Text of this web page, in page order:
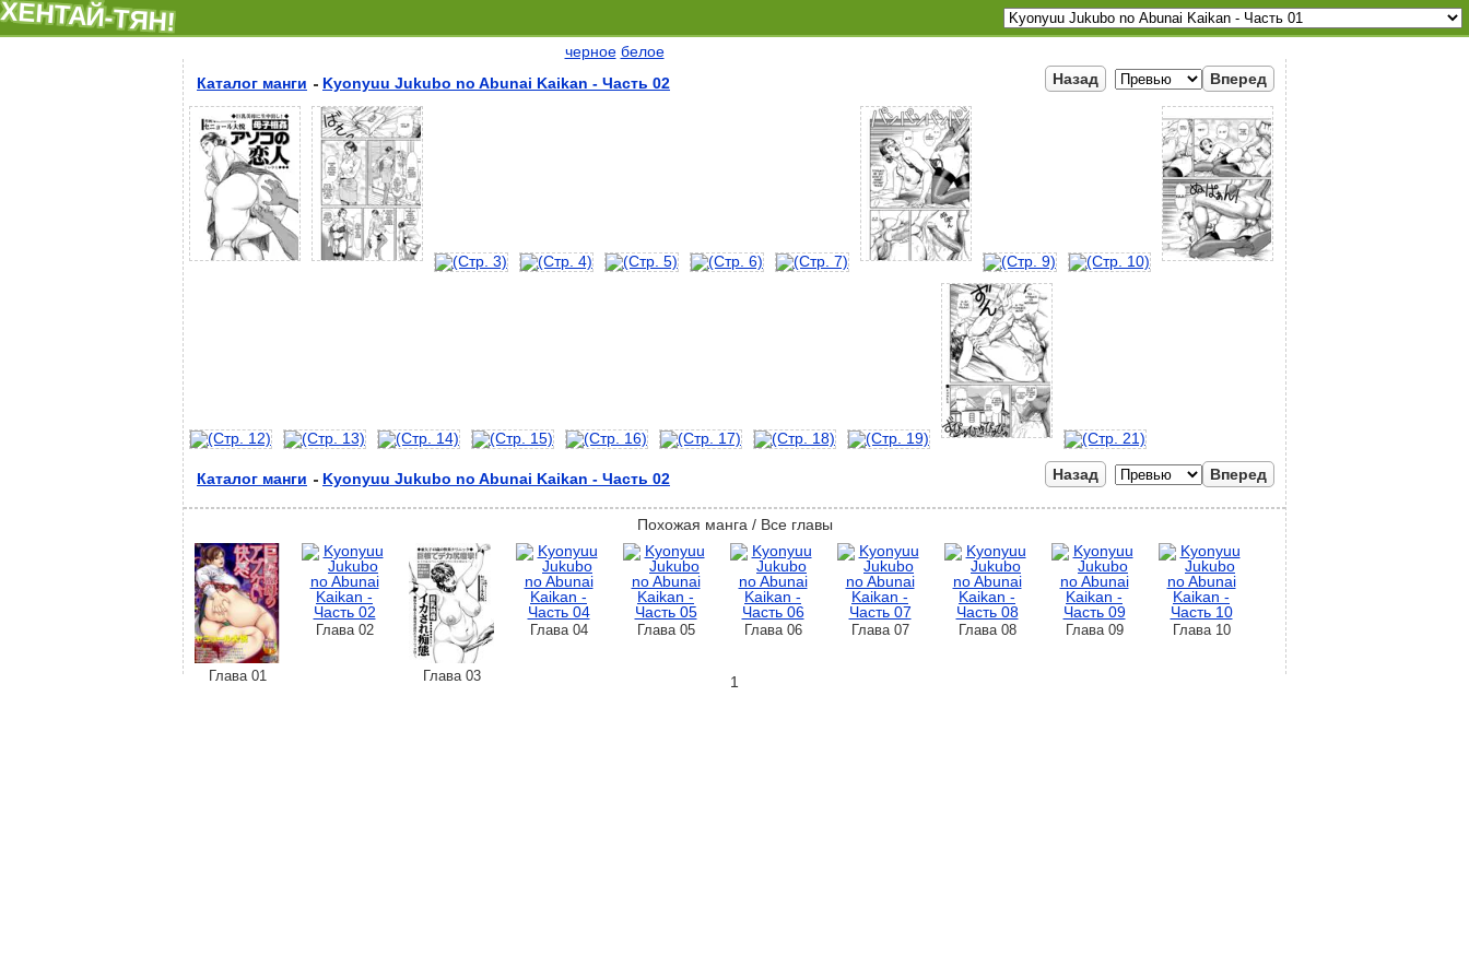
ХЕНТАЙ-ТЯН!
черное белое
Каталог манги
Kyonyuu Jukubo no Abunai Kaikan - Часть 02 Вперед
Назад
Каталог манги Kyonyuu Jukubo no Abunai Kaikan - Часть 02 Вперед
Назад
Похожая манга / Все главы
Глава 01
Глава 02
Глава 03
Глава 04 Глава 05 Глава 06 Глава 07 Глава 08 Глава 09 Глава 10
1